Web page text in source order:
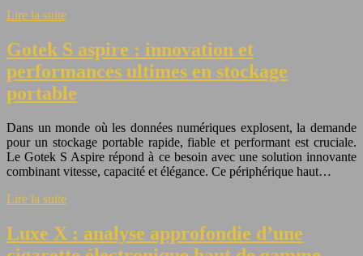
Lire la suite
Gotek S aspire : innovation et
performances ultimes en stockage
portable
Dans un monde où les données numériques explosent, la demande
pour un stockage portable rapide, fiable et performant est cruciale.
Le Gotek S Aspire répond à ce besoin avec une solution innovante
combinant vitesse, capacité et élégance. Ce périphérique haut…
Lire la suite
Luxe X : analyse approfondie d’une